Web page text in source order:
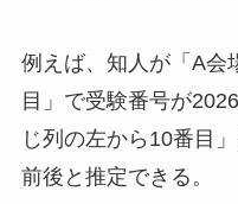
例えば、知人が「A会
目」で受験番号が
じ列の左から10番目
前後と推定できる。